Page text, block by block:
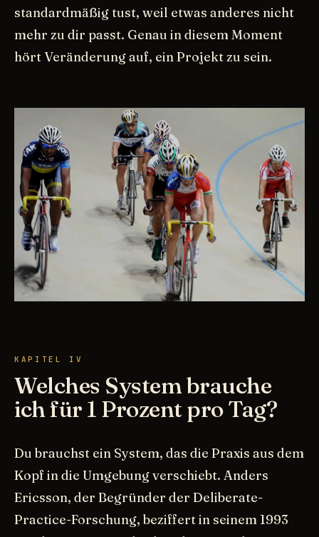
standardmäßig tust, weil etwas anderes nicht
mehr zu dir passt. Genau in diesem Moment
hört Veränderung auf, ein Projekt zu sein.
KAPITEL IV
Welches System brauche
ich für 1 Prozent pro Tag?
Du brauchst ein System, das die Praxis aus dem
Kopf in die Umgebung verschiebt. Anders
Ericsson, der Begründer der Deliberate-
Practice-Forschung, beziffert in seinem 1993